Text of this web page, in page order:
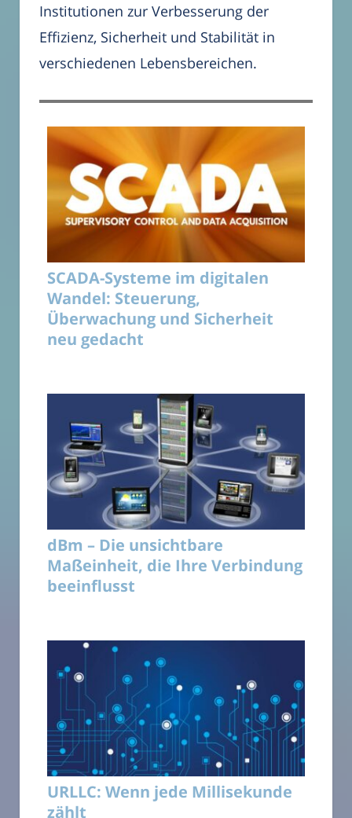
Institutionen zur Verbesserung der
Effizienz, Sicherheit und Stabilität in
verschiedenen Lebensbereichen.
SCADA-Systeme im digitalen
Wandel: Steuerung,
Überwachung und Sicherheit
neu gedacht
dBm – Die unsichtbare
Maßeinheit, die Ihre Verbindung
beeinflusst
URLLC: Wenn jede Millisekunde
zählt